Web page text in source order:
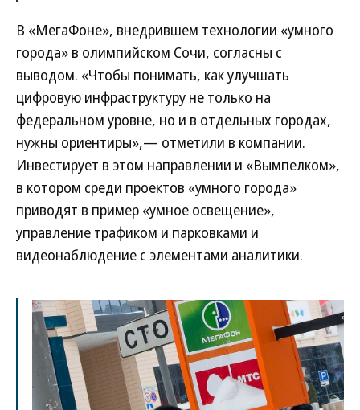
В «МегаФоне», внедрившем технологии «умного
города» в олимпийском Сочи, согласны с
выводом. «Чтобы понимать, как улучшать
цифровую инфраструктуру не только на
федеральном уровне, но и в отдельных городах,
нужны ориентиры»,— отметили в компании.
Инвестирует в этом направлении и «Вымпелком»,
в котором среди проектов «умного города»
приводят в пример «умное освещение»,
управление трафиком и парковками и
видеонаблюдение с элементами аналитики.